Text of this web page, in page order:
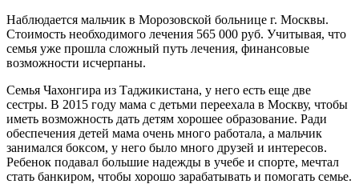
Наблюдается мальчик в Морозовской больнице г. Москвы.
Стоимость необходимого лечения 565 000 руб. Учитывая, что
семья уже прошла сложный путь лечения, финансовые
возможности исчерпаны.
Семья Чахонгира из Таджикистана, у него есть еще две
сестры. В 2015 году мама с детьми переехала в Москву, чтобы
иметь возможность дать детям хорошее образование. Ради
обеспечения детей мама очень много работала, а мальчик
занимался боксом, у него было много друзей и интересов.
Ребенок подавал большие надежды в учебе и спорте, мечтал
стать банкиром, чтобы хорошо зарабатывать и помогать семье.